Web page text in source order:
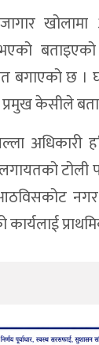
बगाएको छ ।
केसीले
अधिकारी
नगर